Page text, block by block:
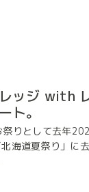
ッジ with
ト。
りとして去年
海道夏祭り」に